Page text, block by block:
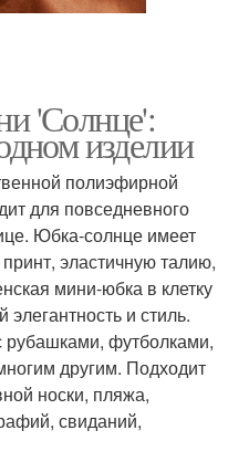
'Солнце':
изделии
полиэфирной
для повседневного
Юбка-солнце имеет
эластичную талию,
мини-юбка в клетку
и стиль.
рубашками, футболками,
другим. Подходит
носки, пляжа,
свиданий,